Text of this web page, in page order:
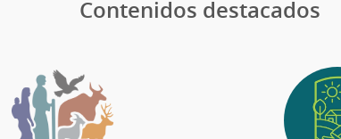
Contenidos destacados